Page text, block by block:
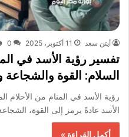
أيتن سعد 11 أكتوبر، 2025 0
تفسير رؤية الأسد في
السلام: القوة والشجاعة
رؤية الأسد في المنام من الأحلام
الأسد عادةً يرمز إلى القوة،
أكمل القراءة »